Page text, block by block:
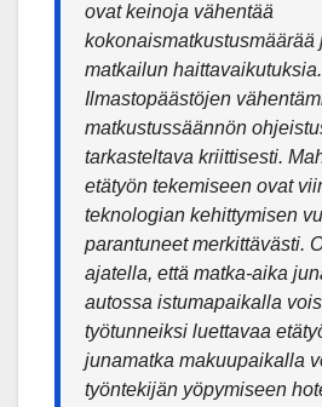
ovat keinoja vähentää
kokonaismatkustusmäärää
matkailun haittavaikutuksia.
Ilmastopäästöjen
matkustussäännön
tarkasteltava kriittisesti.
etätyön tekemiseen ovat
teknologian kehittymisen
parantuneet merkittävästi.
ajatella, että matka-aika
autossa istumapaikalla
työtunneiksi luettavaa
junamatka makuupaikalla
työntekijän yöpymiseen